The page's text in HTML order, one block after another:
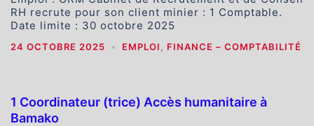
RH recrute pour son client minier : 1 Comptable.
Date limite : 30 octobre 2025
24 OCTOBRE 2025 EMPLOI , FINANCE – COMPTABILITÉ
1 Coordinateur (trice) Accès humanitaire à
Bamako